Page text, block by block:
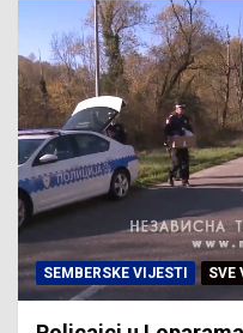
SEMBERSKE VIJESTI SVE